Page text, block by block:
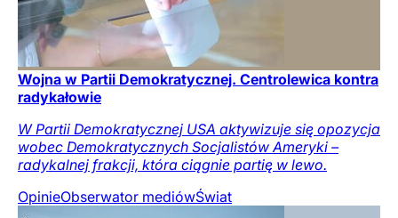
Wojna w Partii Demokratycznej. Centrolewica kontra
radykałowie
W Partii Demokratycznej USA aktywizuje się opozycja
wobec Demokratycznych Socjalistów Ameryki –
radykalnej frakcji, która ciągnie partię w lewo.
OpinieObserwator mediówŚwiat